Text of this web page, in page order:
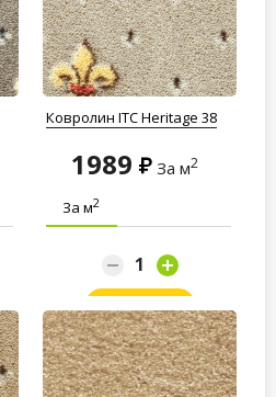
Ковролин ITC Heritage 38
1989 За м2
За м2